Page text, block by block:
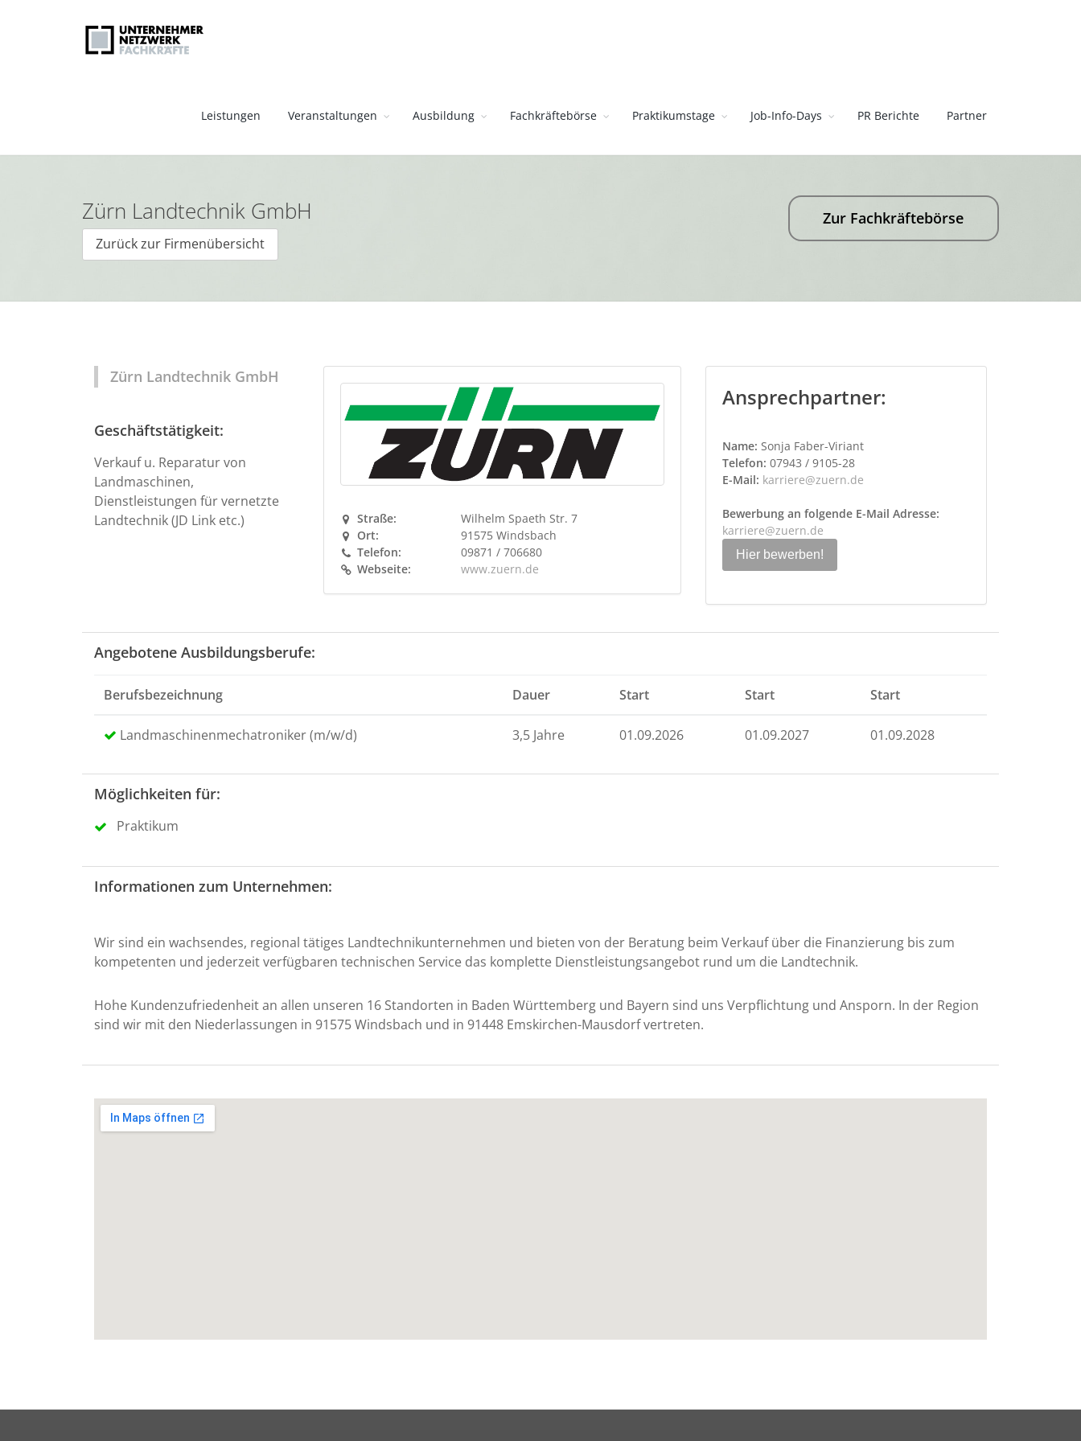
Leistungen Veranstaltungen Ausbildung Fachkräftebörse Praktikumstage Job-Info-Days PR Berichte Partner
Zürn Landtechnik GmbH
Zurück zur Firmenübersicht
Zur Fachkräftebörse
Zürn Landtechnik GmbH
Geschäftstätigkeit:
Verkauf u. Reparatur von
Landmaschinen,
Dienstleistungen für vernetzte
Landtechnik (JD Link etc.)
Straße:
Wilhelm Spaeth Str. 7
Ort:
91575 Windsbach
Telefon:
09871 / 706680
Webseite:
www.zuern.de
Ansprechpartner:
Name: Sonja Faber-Viriant
Telefon: 07943 / 9105-28
E-Mail: karriere@zuern.de
Bewerbung an folgende E-Mail Adresse:
karriere@zuern.de
Hier bewerben!
Angebotene Ausbildungsberufe:
Berufsbezeichnung Dauer Start Start Start
Landmaschinenmechatroniker (m/w/d) 3,5 Jahre 01.09.2026 01.09.2027 01.09.2028
Möglichkeiten für:
Praktikum
Informationen zum Unternehmen:
Wir sind ein wachsendes, regional tätiges Landtechnikunternehmen und bieten von der Beratung beim Verkauf über die Finanzierung bis zum
kompetenten und jederzeit verfügbaren technischen Service das komplette Dienstleistungsangebot rund um die Landtechnik.
Hohe Kundenzufriedenheit an allen unseren 16 Standorten in Baden Württemberg und Bayern sind uns Verpflichtung und Ansporn. In der Region
sind wir mit den Niederlassungen in 91575 Windsbach und in 91448 Emskirchen-Mausdorf vertreten.